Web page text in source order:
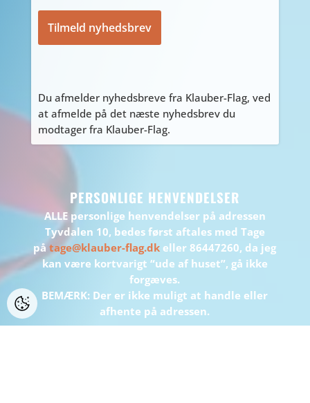
Du afmelder nyhedsbreve fra Klauber-Flag, ved
at afmelde på det næste nyhedsbrev du
modtager fra Klauber-Flag.
PERSONLIGE HENVENDELSER
ALLE personlige henvendelser på adressen
Tyvdalen 10, bedes først aftales med Tage
på tage@klauber-flag.dk eller 86447260, da jeg
kan være kortvarigt “ude af huset”, gå ikke
forgæves.
BEMÆRK: Der er ikke muligt at handle eller
afhente på adressen.